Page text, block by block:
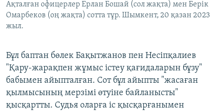
Ақталған офицерлер Ерлан Бошай (cол жақта) мен Берік
Омарбеков (оң жақта) сотта тұр. Шымкент, 20 қазан 2023
жыл.
Бұл баптан бөлек Бақытжанов пен Несіпқалиев
"Қару-жарақпен жұмыс істеу қағидаларын бұзу"
бабымен айыпталған. Сот бұл айыпты "жасаған
қылмысының мерзімі өтуіне байланысты"
қысқартты. Судья оларға іс қысқарғанымен